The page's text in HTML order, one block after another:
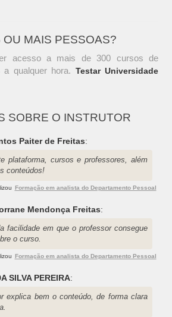
MAIS PESSOAS?
acesso a mais de 300 cursos de
qualquer hora. Testar Universidade
SOBRE O INSTRUTOR
Paiter de Freitas:
plataforma, cursos e professores, além
conteúdos!
Formação em analista do Departamento Pessoal
Mendonça Freitas:
facilidade em que o professor consegue
o curso.
Formação em analista do Departamento Pessoal
SILVA PEREIRA:
explica bem o conteúdo, de forma clara